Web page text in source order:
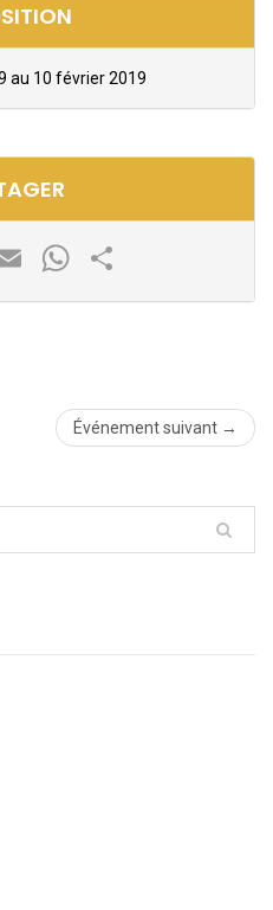
au 10 février 2019
EmailWhatsApp
Événement suivant →